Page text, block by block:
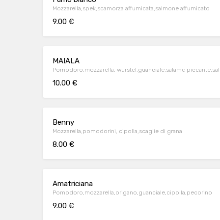
Mozzarella,spek,scamorza affumicata,salmone affumicato
9.00 €
MAIALA
Pomodoro,mozzarella, wurstel,guanciale,salame
10.00 €
Benny
Mozzarella,pomodorini, cipolla,scaglie di grana
8.00 €
Amatriciana
Pomodoro,mozzarella,origano,guanciale,cipolla,pecorino
9.00 €